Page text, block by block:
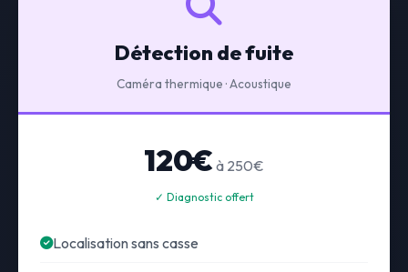
Détection de fuite
Caméra thermique · Acoustique
120€ à 250€
✓ Diagnostic offert
Localisation sans casse